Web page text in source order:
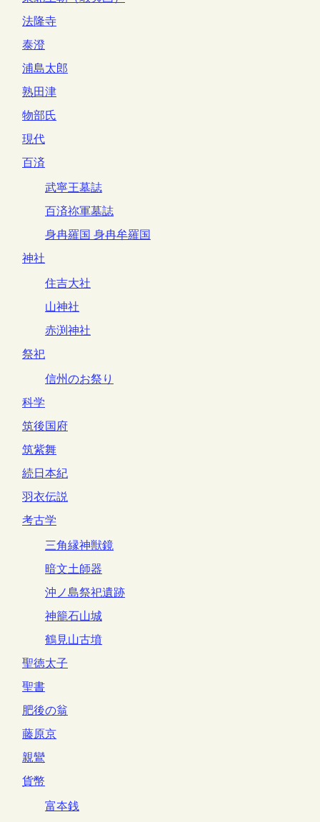
法隆寺
泰澄
浦島太郎
熟田津
物部氏
現代
百済
武寧王墓誌
百済祢軍墓誌
身冉羅国 身冉牟羅国
神社
住吉大社
山神社
赤渕神社
祭祀
信州のお祭り
科学
筑後国府
筑紫舞
続日本紀
羽衣伝説
考古学
三角縁神獣鏡
暗文土師器
沖ノ島祭祀遺跡
神籠石山城
鶴見山古墳
聖徳太子
聖書
肥後の翁
藤原京
親鸞
貨幣
富夲銭